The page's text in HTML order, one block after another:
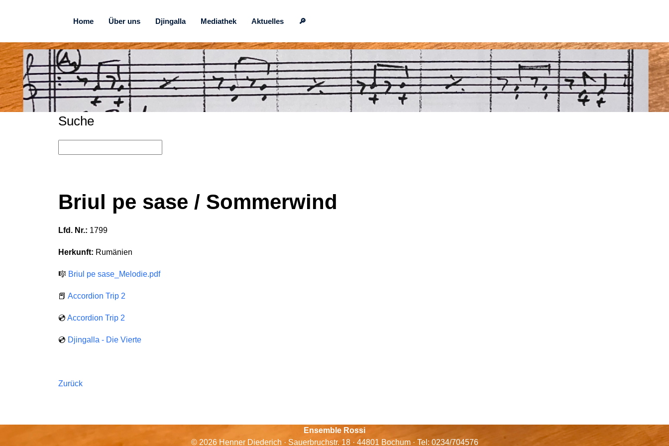
Home Über uns Djingalla Mediathek Aktuelles 🔎
Suche
Briul pe sase / Sommerwind
Lfd. Nr.: 1799
Herkunft: Rumänien
🎼 Briul pe sase_Melodie.pdf
📕 Accordion Trip 2
💿 Accordion Trip 2
💿 Djingalla - Die Vierte
Zurück
Ensemble Rossi
© 2026 Henner Diederich · Sauerbruchstr. 18 · 44801 Bochum · Tel: 0234/704576